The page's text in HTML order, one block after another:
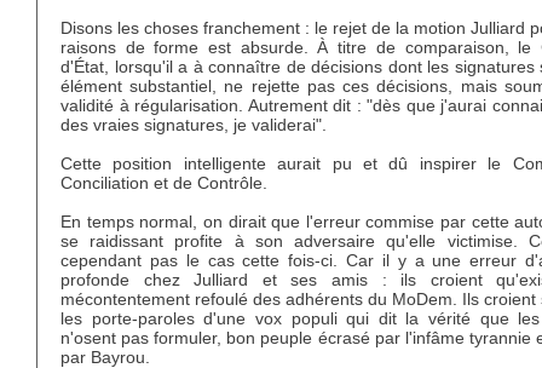
Disons les choses franchement : le rejet de la motion Julliard
raisons de forme est absurde. À titre de comparaison, le
d'État, lorsqu'il a à connaître de décisions dont les signatures
élément substantiel, ne rejette pas ces décisions, mais
validité à régularisation. Autrement dit : "dès que j'aurai
des vraies signatures, je validerai".
Cette position intelligente aurait pu et dû inspirer le
Conciliation et de Contrôle.
En temps normal, on dirait que l'erreur commise par cette
se raidissant profite à son adversaire qu'elle victimise.
cependant pas le cas cette fois-ci. Car il y a une erreur
profonde chez Julliard et ses amis : ils croient
mécontentement refoulé des adhérents du MoDem. Ils croient
les porte-paroles d'une vox populi qui dit la vérité que
n'osent pas formuler, bon peuple écrasé par l'infâme tyrannie
par Bayrou.